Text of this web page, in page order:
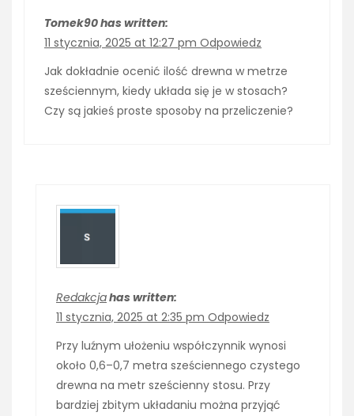
Tomek90 has written:
11 stycznia, 2025 at 12:27 pm Odpowiedz
Jak dokładnie ocenić ilość drewna w metrze
sześciennym, kiedy układa się je w stosach?
Czy są jakieś proste sposoby na przeliczenie?
Redakcjahas written:
11 stycznia, 2025 at 2:35 pm Odpowiedz
Przy luźnym ułożeniu współczynnik wynosi
około 0,6–0,7 metra sześciennego czystego
drewna na metr sześcienny stosu. Przy
bardziej zbitym układaniu można przyjąć